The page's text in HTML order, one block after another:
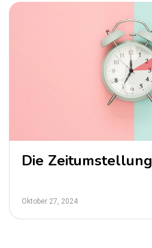
Die Zeitumstellung
Oktober 27, 2024